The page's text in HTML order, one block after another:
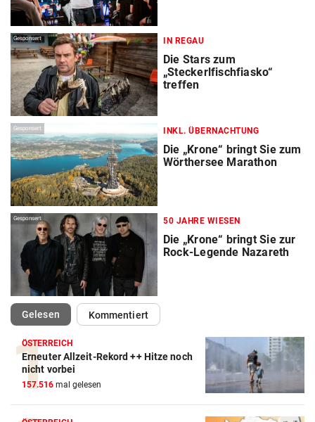
Gesponsert IN REGAU
Die Stars zum
„Steckerlfischfiasko“
treffen
Gesponsert INKL. ÜBERNACHTUNG
Die „Krone“ bringt Sie zum
Wörthersee Marathon
Gesponsert 50 JAHRE WIESEN
Die „Krone“ bringt Sie zur
Rock-Legende Nazareth
Gelesen(ausgewählt)Kommentiert
ÖSTERREICH
Erneuter Allzeit-Rekord ++ Hitze noch
nicht vorbei
157.516 mal gelesen